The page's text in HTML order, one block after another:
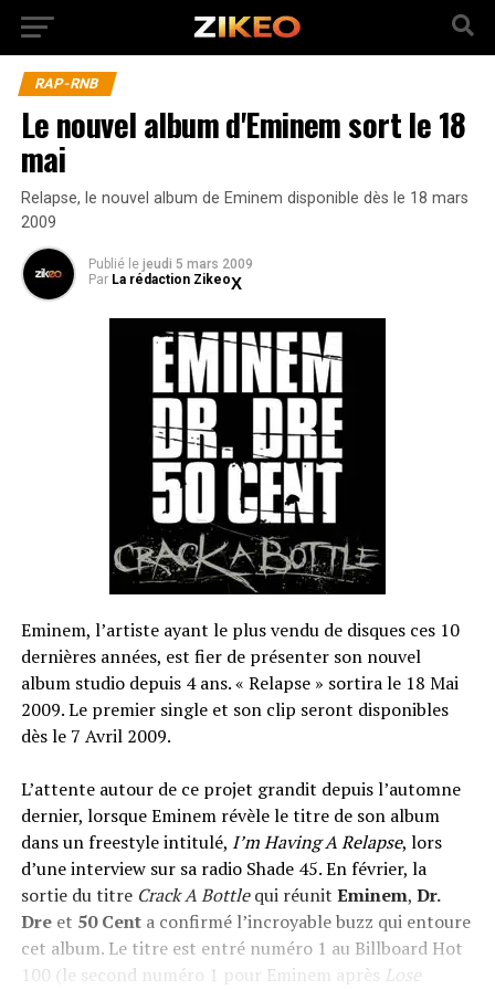
RAP-RNB
Le nouvel album d'Eminem sort le 18
mai
Relapse, le nouvel album de Eminem disponible dès le 18 mars
2009
Publié le jeudi 5 mars 2009
Par La rédaction Zikeo
Eminem, l’artiste ayant le plus vendu de disques ces 10
dernières années, est fier de présenter son nouvel
album studio depuis 4 ans. « Relapse » sortira le 18 Mai
2009. Le premier single et son clip seront disponibles
dès le 7 Avril 2009.
L’attente autour de ce projet grandit depuis l’automne
dernier, lorsque Eminem révèle le titre de son album
dans un freestyle intitulé, I’m Having A Relapse, lors
d’une interview sur sa radio Shade 45. En février, la
sortie du titre Crack A Bottlequi réunit Eminem, Dr.
Dreet 50 Centa confirmé l’incroyable buzz qui entoure
cet album. Le titre est entré numéro 1 au Billboard Hot
100 (le second numéro 1 pour Eminem après Lose